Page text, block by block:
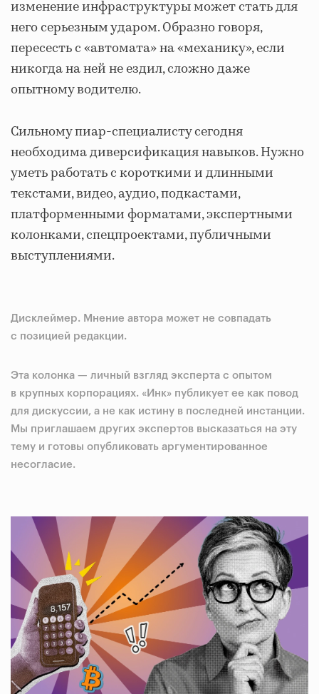
изменение инфраструктуры может стать для
него серьезным ударом. Образно говоря,
пересесть с «автомата» на «механику», если
никогда на ней не ездил, сложно даже
опытному водителю.
Сильному пиар-специалисту сегодня
необходима диверсификация навыков. Нужно
уметь работать с короткими и длинными
текстами, видео, аудио, подкастами,
платформенными форматами, экспертными
колонками, спецпроектами, публичными
выступлениями.
Дисклеймер. Мнение автора может не совпадать
с позицией редакции.
Эта колонка — личный взгляд эксперта с опытом
в крупных корпорациях. «Инк» публикует ее как повод
для дискуссии, а не как истину в последней инстанции.
Мы приглашаем других экспертов высказаться на эту
тему и готовы опубликовать аргументированное
несогласие.